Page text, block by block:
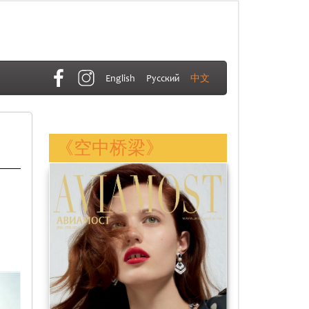
English Русский 中文
《空中桥梁》